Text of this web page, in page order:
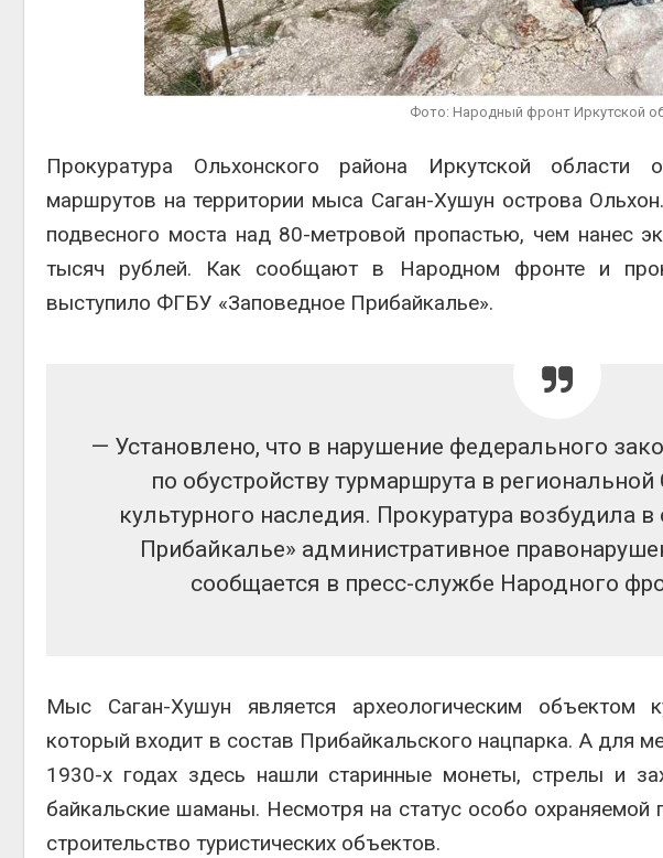
Фото: Народный фронт Иркутской
Прокуратура Ольхонского района Иркутской области
маршрутов на территории мыса Саган-Хушун острова
подвесного моста над 80-метровой пропастью, чем нанес
тысяч рублей. Как сообщают в Народном фронте и
выступило ФГБУ «Заповедное Прибайкалье».
— Установлено, что в нарушение федерального
по обустройству турмаршрута в
культурного наследия. Прокуратура возбудила
Прибайкалье» административное
сообщается в пресс-службе Народного
Мыс Саган-Хушун является археологическим объектом
который входит в состав Прибайкальского нацпарка. А для
1930-х годах здесь нашли старинные монеты, стрелы и
байкальские шаманы. Несмотря на статус особо охраняемой
строительство туристических объектов.
отслеживать
перемещения
выпущенных соколов-балобанов
Авг 5, 2026
нагрузки на Байкал
Авг 5, 2026
солнечных
бизнеса
Авг 6, 2026
Москвариум
летие
Авг 5, 2026